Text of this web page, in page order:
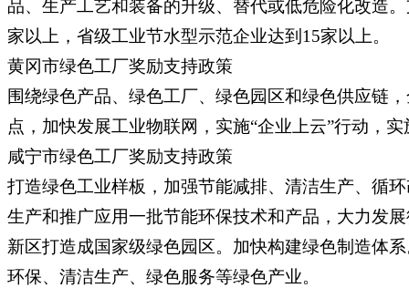
品、生产工艺和装备的升级、替代或低危险化改造
家以上，省级工业节水型示范企业达到15家以上。
黄冈市绿色工厂奖励支持政策
围绕绿色产品、绿色工厂、绿色园区和绿色供应链
点，加快发展工业物联网，实施“企业上云”行动，
咸宁市绿色工厂奖励支持政策
打造绿色工业样板，加强节能减排、清洁生产、循
生产和推广应用一批节能环保技术和产品，大力发
新区打造成国家级绿色园区。加快构建绿色制造体
环保、清洁生产、绿色服务等绿色产业。